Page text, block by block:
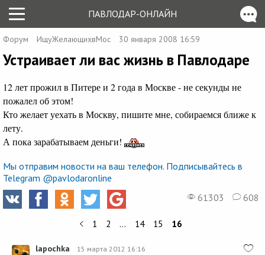
ПАВЛОДАР-ОНЛАЙН
Форум ИщуЖелающихвМос 30 января 2008 16:59
Устраивает ли вас жизнь в Павлодаре
12 лет прожил в Питере и 2 года в Москве - не секунды не
пожалел об этом!
Кто желает уехать в Москву, пишите мне, собираемся ближе к
лету.
А пока зарабатываем деньги!
Мы отправим новости на ваш телефон. Подписывайтесь в
Telegram @pavlodaronline
61303
608
1 2 … 14 15 16
lapochka 15 марта 2012 16:16